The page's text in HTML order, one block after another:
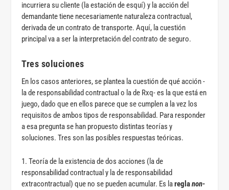
incurriera su cliente (la estación de esquí) y la acción del
demandante tiene necesariamente naturaleza contractual,
derivada de un contrato de transporte. Aquí, la cuestión
principal va a ser la interpretación del contrato de seguro.
Tres soluciones
En los casos anteriores, se plantea la cuestión de qué acción -
la de responsabilidad contractual o la de Rxq- es la que está en
juego, dado que en ellos parece que se cumplen a la vez los
requisitos de ambos tipos de responsabilidad. Para responder
a esa pregunta se han propuesto distintas teorías y
soluciones. Tres son las posibles respuestas teóricas.
1. Teoría de la existencia de dos acciones (la de
responsabilidad contractual y la de responsabilidad
extracontractual) que no se pueden acumular. Es lareglanon-